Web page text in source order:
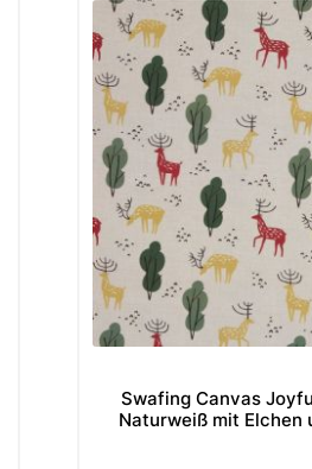
Swafing Canvas
Naturweiß mit Elchen